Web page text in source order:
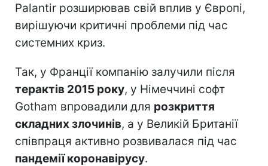
Palantir розширював свій вплив у Європі,
вирішуючи критичні проблеми під час
системних криз.
Так, у Франції компанію залучили після
терактів 2015 року, у Німеччині софт
Gotham впровадили для розкриття
складних злочинів, а у Великій Британії
співпраця активно розвивалася під час
пандемії коронавірусу.